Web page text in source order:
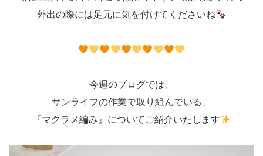
外出の際には足元に気を付けてくださいね
今週のブログでは、
サンライフの作業で取り組んでいる、
『マクラメ編み』についてご紹介いたします